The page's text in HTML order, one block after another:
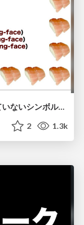
Emacsで1ファイルにしか出現していないシンボルをハイライトするやつ
2 1.3k